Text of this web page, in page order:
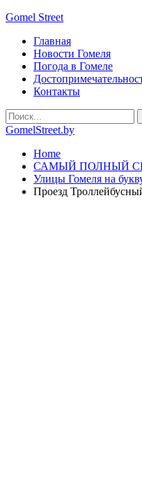
Gomel Street
Главная
Новости Гомеля
Погода в Гомеле
Контакты
GomelStreet.by
Home
САМЫЙ ПОЛНЫЙ
Улицы Гомеля на
Проезд